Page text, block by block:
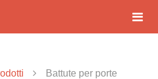
Battute per porte